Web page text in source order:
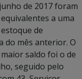
de 2017 foram
a uma
de
do mês anterior. O
saldo foi o de
seguido pelo